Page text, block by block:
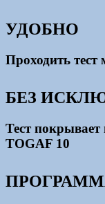
УДОБНО
Проходить
БЕЗ
Тест покрывает
TOGAF 10